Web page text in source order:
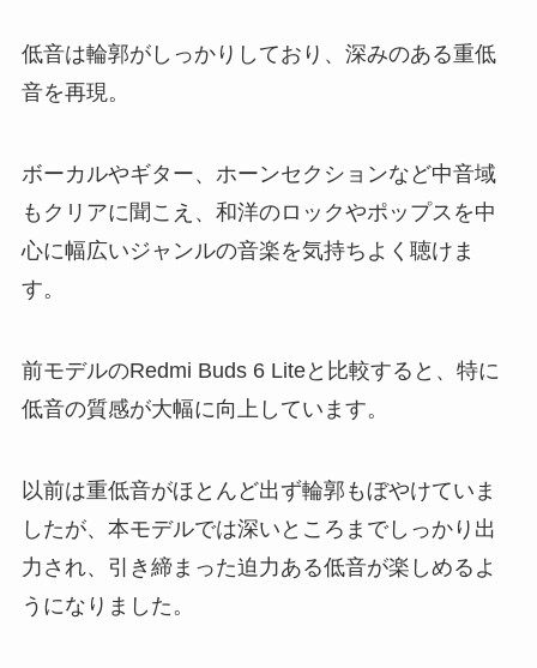
低音は輪郭がしっかりしており、深みのある重低
音を再現。
ボーカルやギター、ホーンセクションなど中音域
もクリアに聞こえ、和洋のロックやポップスを中
心に幅広いジャンルの音楽を気持ちよく聴けま
す。
前モデルのRedmi Buds 6 Liteと比較すると、特に
低音の質感が大幅に向上しています。
以前は重低音がほとんど出ず輪郭もぼやけていま
したが、本モデルでは深いところまでしっかり出
力され、引き締まった迫力ある低音が楽しめるよ
うになりました。